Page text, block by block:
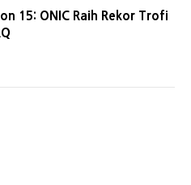
15: ONIC Raih Rekor Trofi